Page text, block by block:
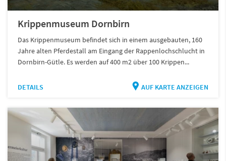
Krippenmuseum Dornbirn
Das Krippenmuseum befindet sich in einem ausgebauten, 160
Jahre alten Pferdestall am Eingang der Rappenlochschlucht in
Dornbirn-Gütle. Es werden auf 400 m2 über 100 Krippen...
DETAILS AUF KARTE ANZEIGEN